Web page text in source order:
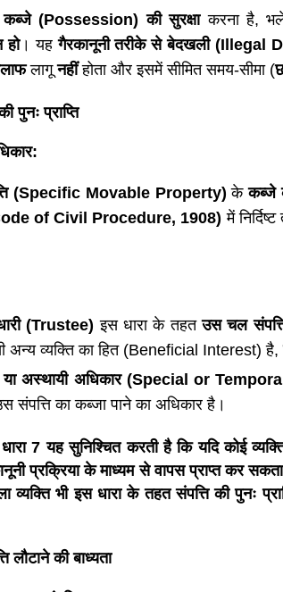
कब्जे (Possession) की सुरक्षाकरना है, भले
। यहगैरकानूनी तरीके से बेदखली (Illegal
लागूनहींहोता और इसमें सीमित समय-सीमा (
पुनः प्राप्ति
(Specific Movable Property) केकब्जे
of Civil Procedure, 1908) में
(Trustee) इस धारा के तहतउस चल
अन्य व्यक्ति का हित (Beneficial Interest) है,
अस्थायी अधिकार (Special or
संपत्ति का कब्जा पाने का अधिकार है।
धारा 7 यह सुनिश्चित करती है कि यदि कोई
प्रक्रिया के माध्यम से वापस प्राप्त कर
व्यक्तिभी इस धारा के तहत संपत्ति की पुनः
लौटाने की बाध्यता